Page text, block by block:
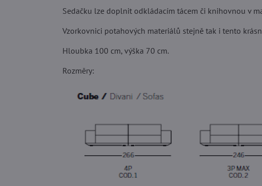
Sedačku lze doplnit odkládacím tácem či knihovnou v
Vzorkovnici potahových materiálů stejně tak i tento
Hloubka 100 cm, výška 70 cm.
Rozměry: